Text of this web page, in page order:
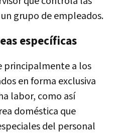
grupo de empleados.
específicas
principalmente a los
en forma exclusiva
labor, como así
doméstica que
del personal